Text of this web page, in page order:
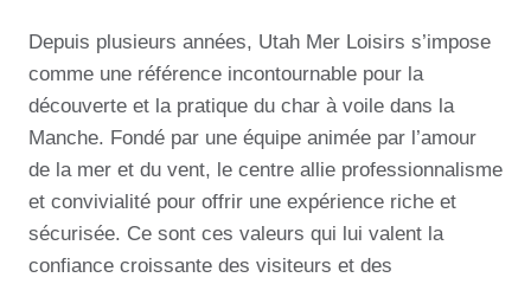
Depuis plusieurs années, Utah Mer Loisirs s’impose
comme une référence incontournable pour la
découverte et la pratique du char à voile dans la
Manche. Fondé par une équipe animée par l’amour
de la mer et du vent, le centre allie professionnalisme
et convivialité pour offrir une expérience riche et
sécurisée. Ce sont ces valeurs qui lui valent la
confiance croissante des visiteurs et des